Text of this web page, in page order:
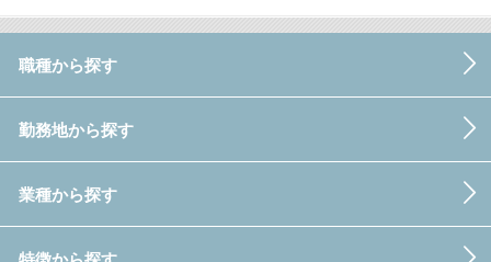
職種から探す
勤務地から探す
業種から探す